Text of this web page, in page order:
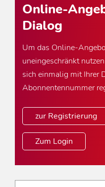
Online-
Dialog
Um das Online-
uneingeschränkt
sich einmalig mit Ihrer
Abonnentennummer
zur Registrierung
Zum Login